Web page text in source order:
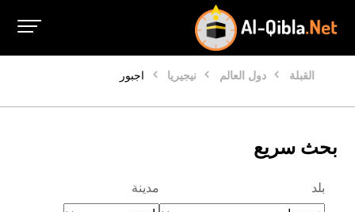
القبلة دول العالم نيجيريا اجبور
بحث سريع
بلد مدينة